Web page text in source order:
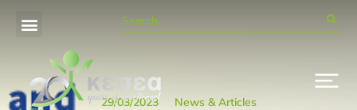
29/03/2023 News & Articles